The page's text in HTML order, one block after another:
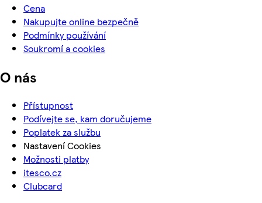
Cena
Nakupujte online bezpečně
Podmínky používání
Soukromí a cookies
O nás
Přístupnost
Podívejte se, kam doručujeme
Poplatek za službu
Nastavení Cookies
Možnosti platby
itesco.cz
Clubcard